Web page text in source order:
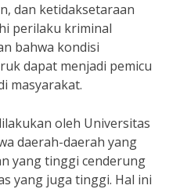
dan ketidaksetaraan
perilaku kriminal
bahwa kondisi
dapat menjadi pemicu
masyarakat.
oleh Universitas
daerah-daerah yang
yang tinggi cenderung
yang juga tinggi. Hal ini